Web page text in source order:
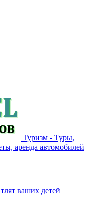
Туризм - Туры,
аренда автомобилей
ваших детей